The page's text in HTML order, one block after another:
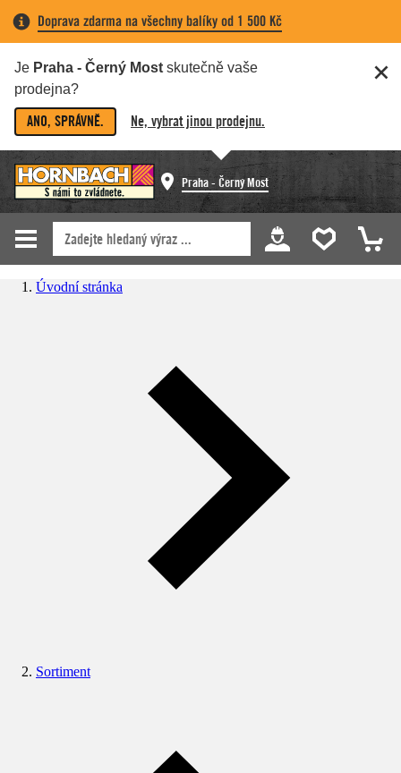
Doprava zdarma na všechny balíky od 1 500 Kč
Je Praha - Černý Most skutečně vaše
prodejna?
ANO, SPRÁVNĚ. Ne, vybrat jinou prodejnu.
Praha - Černý Most
Úvodní stránka
Sortiment